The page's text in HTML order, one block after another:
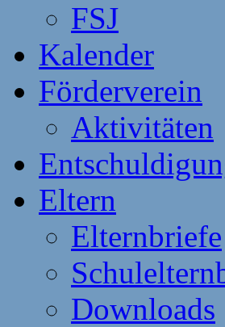
FSJ
Kalender
Förderverein
Aktivitäten
Eltern
Elternbriefe
Downloads